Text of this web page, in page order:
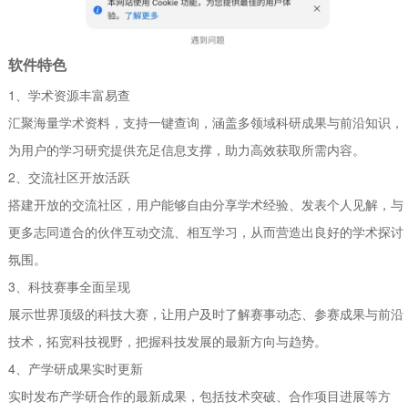
软件特色
1、学术资源丰富易查
汇聚海量学术资料，支持一键查询，涵盖多领域科研成果与前沿知识，
为用户的学习研究提供充足信息支撑，助力高效获取所需内容。
2、交流社区开放活跃
搭建开放的交流社区，用户能够自由分享学术经验、发表个人见解，与
更多志同道合的伙伴互动交流、相互学习，从而营造出良好的学术探讨
氛围。
3、科技赛事全面呈现
展示世界顶级的科技大赛，让用户及时了解赛事动态、参赛成果与前沿
技术，拓宽科技视野，把握科技发展的最新方向与趋势。
4、产学研成果实时更新
实时发布产学研合作的最新成果，包括技术突破、合作项目进展等方